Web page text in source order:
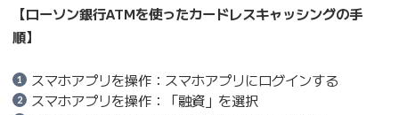
【ローソン銀行ATMを使ったカードレスキャッシングの手
順】
スマホアプリを操作：スマホアプリにログインする
スマホアプリを操作：「融資」を選択